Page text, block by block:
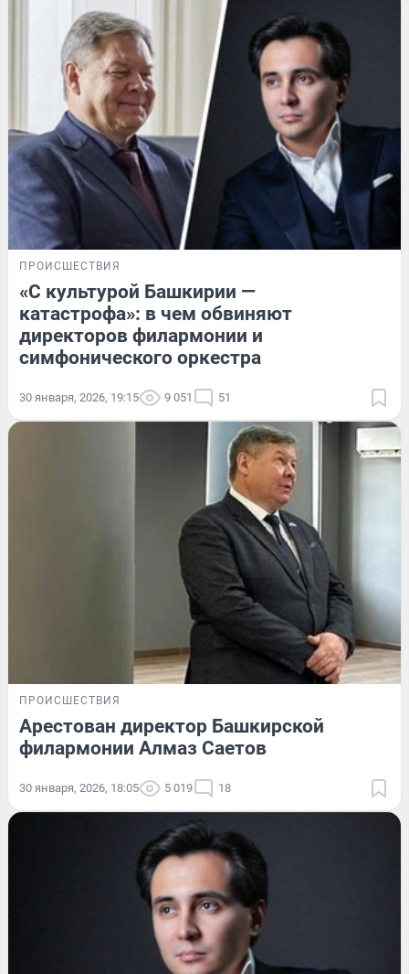
ПРОИСШЕСТВИЯ
«С культурой Башкирии —
катастрофа»: в чем обвиняют
директоров филармонии и
симфонического оркестра
30 января, 2026, 19:15 9 051 51
ПРОИСШЕСТВИЯ
Арестован директор Башкирской
филармонии Алмаз Саетов
30 января, 2026, 18:05 5 019 18